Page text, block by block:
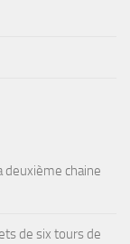
deuxième chaine
de six tours de